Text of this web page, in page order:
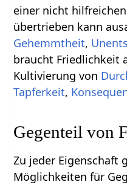
einer nicht
übertrieben kann
Gehemmtheit,
braucht Friedlichkeit
Kultivierung von
Tapferkeit,
Gegenteil von
Zu jeder Eigenschaft
Möglichkeiten für